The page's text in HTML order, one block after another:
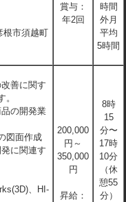
根市須越町
賞与：
年2回
時間
外月
平均
5時間
善に関す
の開発業
図面作成
に関連す
、HI-
200,000
円～
350,000
円
昇給：
8時
15
分〜
17時
10分
（休
憩55
分）